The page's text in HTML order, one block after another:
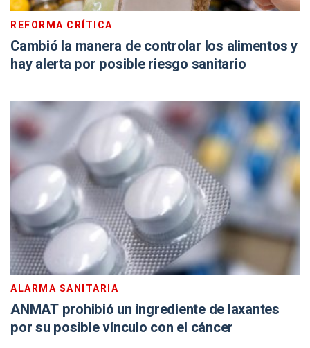
REFORMA CRÍTICA
Cambió la manera de controlar los alimentos y
hay alerta por posible riesgo sanitario
ALARMA SANITARIA
ANMAT prohibió un ingrediente de laxantes
por su posible vínculo con el cáncer